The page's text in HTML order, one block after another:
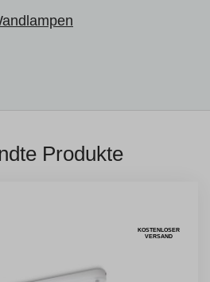
Produkte
KOSTENLOSER
VERSAND